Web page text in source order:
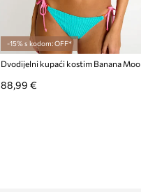
-15% s kodom: OFF*
88,99 €